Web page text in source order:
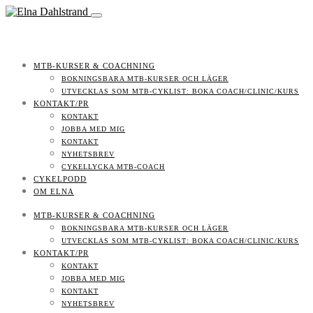
MTB-KURSER & COACHNING
BOKNINGSBARA MTB-KURSER OCH LÄGER
UTVECKLAS SOM MTB-CYKLIST: BOKA COACH/CLINIC/KURS
KONTAKT/PR
KONTAKT
JOBBA MED MIG
KONTAKT
NYHETSBREV
CYKELLYCKA MTB-COACH
CYKELPODD
OM ELNA
MTB-KURSER & COACHNING
BOKNINGSBARA MTB-KURSER OCH LÄGER
UTVECKLAS SOM MTB-CYKLIST: BOKA COACH/CLINIC/KURS
KONTAKT/PR
KONTAKT
JOBBA MED MIG
KONTAKT
NYHETSBREV